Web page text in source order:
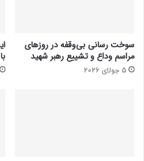
سوخت رسانی بی‌وقفه در روز‌های
مراسم وداع و تشییع رهبر شهید
5 جولای 2026